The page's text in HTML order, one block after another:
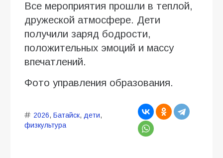
Все мероприятия прошли в теплой,
дружеской атмосфере. Дети
получили заряд бодрости,
положительных эмоций и массу
впечатлений.
Фото управления образования.
2026, Батайск, дети,
физкультура